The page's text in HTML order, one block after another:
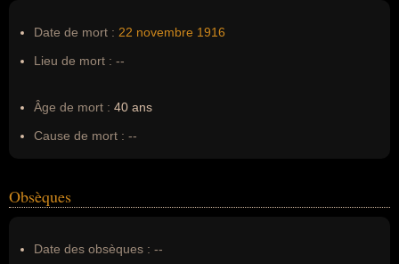
Date de mort : 22 novembre 1916
Lieu de mort : --
Âge de mort : 40 ans
Cause de mort : --
Obsèques
Date des obsèques : --